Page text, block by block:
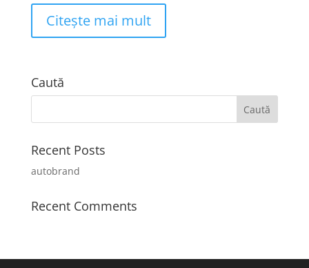
Citește mai mult
Caută
Recent Posts
autobrand
Recent Comments